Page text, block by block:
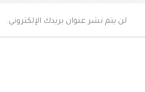
لن يتم نشر عنوان بريدك الإلكتروني.